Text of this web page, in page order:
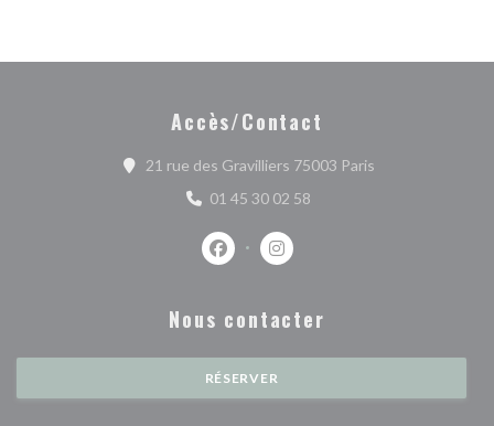
Accès/Contact
21 rue des Gravilliers 75003 Paris((ouvre une
01 45 30 02 58
Facebook ((ouvre une nouvelle
Instagram ((ouvre une
Nous contacter
RÉSERVER